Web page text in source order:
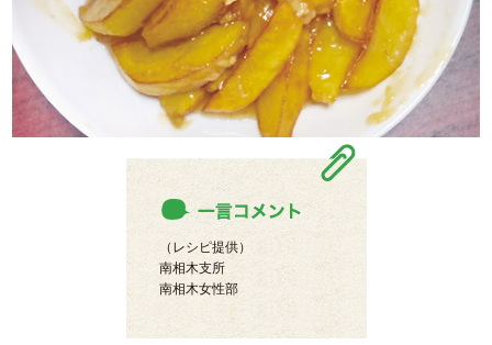
（レシピ提供）
南相木支所
南相木女性部